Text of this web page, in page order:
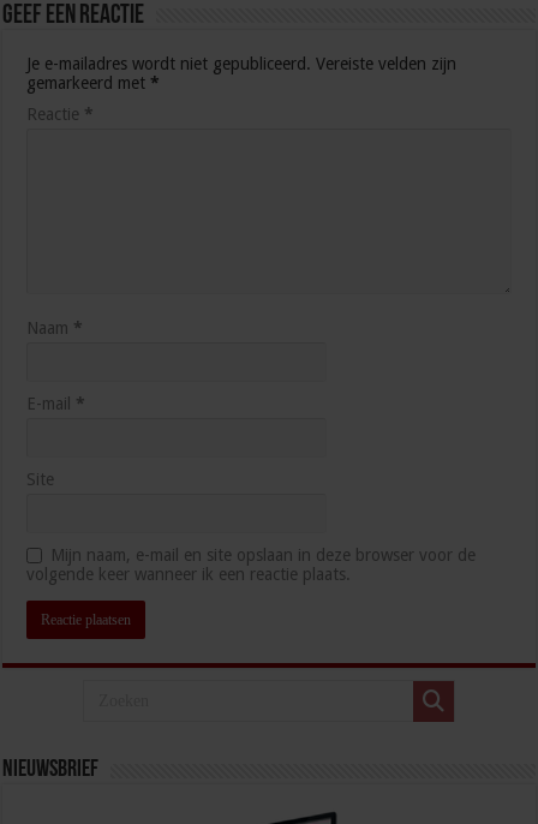
Geef een reactie
Je e-mailadres wordt niet gepubliceerd. Vereiste velden zijn
gemarkeerd met *
Reactie *
Naam *
E-mail *
Site
Mijn naam, e-mail en site opslaan in deze browser voor de
volgende keer wanneer ik een reactie plaats.
Nieuwsbrief